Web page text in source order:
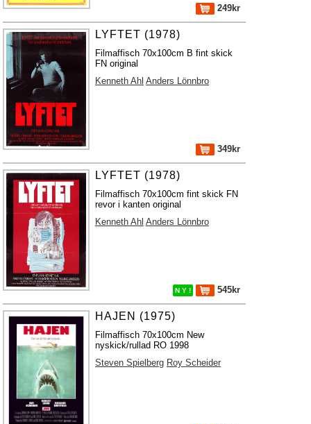
249kr
LYFTET (1978)
Filmaffisch 70x100cm B fint skick
FN original
Kenneth Ahl Anders Lönnbro
349kr
LYFTET (1978)
Filmaffisch 70x100cm fint skick FN
revor i kanten original
Kenneth Ahl Anders Lönnbro
N Y ! 545kr
HAJEN (1975)
Filmaffisch 70x100cm New
nyskick/rullad RO 1998
Steven Spielberg Roy Scheider